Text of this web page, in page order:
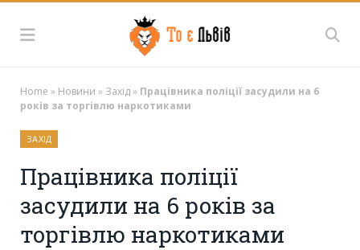
Home » Новини » Захід» Працівника поліції засудили на 6
років за торгівлю наркотиками
ЗАХІД
Працівника поліції
засудили на 6 років за
торгівлю наркотиками